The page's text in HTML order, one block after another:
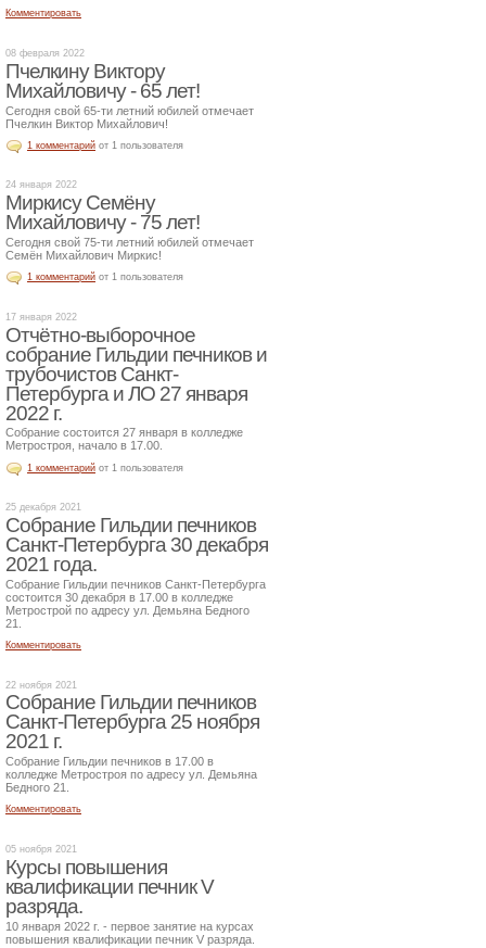
Комментировать
08 февраля 2022
Пчелкину Виктору
Михайловичу - 65 лет!
Сегодня свой 65-ти летний юбилей отмечает
Пчелкин Виктор Михайлович!
1 комментарий от 1 пользователя
24 января 2022
Миркису Семёну
Михайловичу - 75 лет!
Сегодня свой 75-ти летний юбилей отмечает
Семён Михайлович Миркис!
1 комментарий от 1 пользователя
17 января 2022
Отчётно-выборочное
собрание Гильдии печников и
трубочистов Санкт-
Петербурга и ЛО 27 января
2022 г.
Собрание состоится 27 января в колледже
Метростроя, начало в 17.00.
1 комментарий от 1 пользователя
25 декабря 2021
Собрание Гильдии печников
Санкт-Петербурга 30 декабря
2021 года.
Собрание Гильдии печников Санкт-Петербурга
состоится 30 декабря в 17.00 в колледже
Метрострой по адресу ул. Демьяна Бедного
21.
Комментировать
22 ноября 2021
Собрание Гильдии печников
Санкт-Петербурга 25 ноября
2021 г.
Собрание Гильдии печников в 17.00 в
колледже Метростроя по адресу ул. Демьяна
Бедного 21.
Комментировать
05 ноября 2021
Курсы повышения
квалификации печник V
разряда.
10 января 2022 г. - первое занятие на курсах
повышения квалификации печник V разряда.